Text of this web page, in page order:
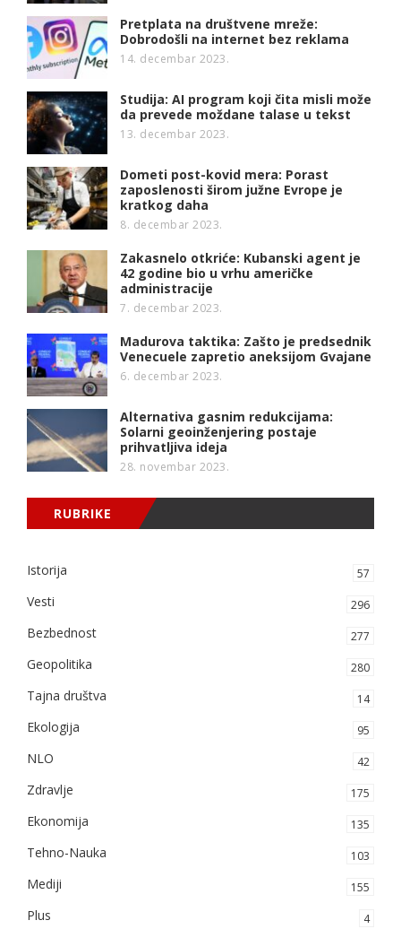
Pretplata na društvene mreže:
Dobrodošli na internet bez reklama
14. decembar 2023.
Studija: AI program koji čita misli može
da prevede moždane talase u tekst
13. decembar 2023.
Dometi post-kovid mera: Porast
zaposlenosti širom južne Evrope je
kratkog daha
8. decembar 2023.
Zakasnelo otkriće: Kubanski agent je
42 godine bio u vrhu američke
administracije
7. decembar 2023.
Madurova taktika: Zašto je predsednik
Venecuele zapretio aneksijom Gvajane
6. decembar 2023.
Alternativa gasnim redukcijama:
Solarni geoinženjering postaje
prihvatljiva ideja
28. novembar 2023.
RUBRIKE
Istorija 57
Vesti 296
Bezbednost 277
Geopolitika 280
Tajna društva 14
Ekologija 95
NLO 42
Zdravlje 175
Ekonomija 135
Tehno-Nauka 103
Mediji 155
Plus 4